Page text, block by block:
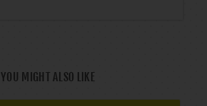
YOU MIGHT ALSO LIKE